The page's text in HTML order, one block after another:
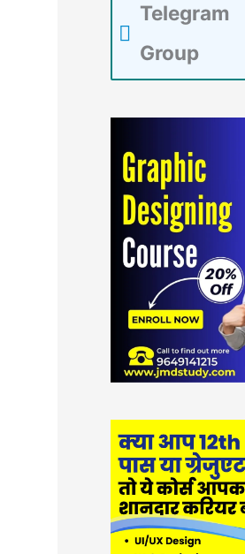
Telegram
Group